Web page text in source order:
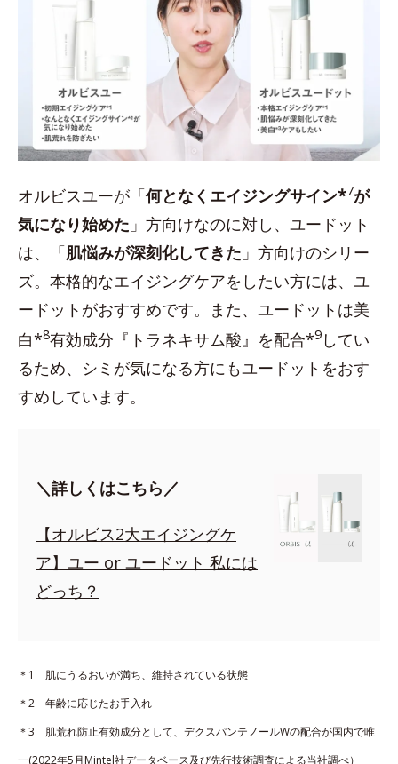
オルビスユーが「何となくエイジングサイン*7が
気になり始めた 」方向けなのに対し、ユードット
は、「肌悩みが深刻化してきた 」方向けのシリー
ズ。本格的なエイジングケアをしたい方には、ユ
ードットがおすすめです。また、ユードットは美
白*8有効成分『トラネキサム酸』を配合*9 してい
るため、シミが気になる方にもユードットをおす
すめしています。
＼詳しくはこちら／
【オルビス2大エイジングケ
ア】ユー or ユードット 私には
どっち？
＊1 肌にうるおいが満ち、維持されている状態
＊2 年齢に応じたお手入れ
＊3 肌荒れ防止有効成分として、デクスパンテノールWの配合が国内で唯
一(2022年5月Mintel社データベース及び先行技術調査による当社調べ）